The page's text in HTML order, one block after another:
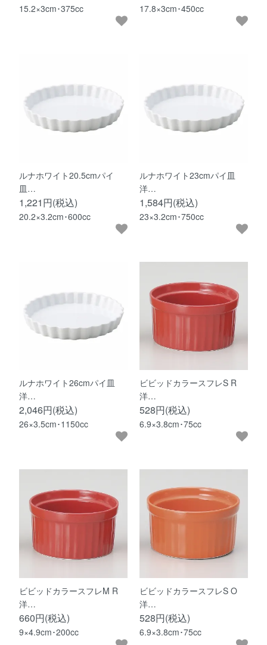
15.2×3cm･375cc 17.8×3cm･450cc
ルナホワイト20.5cmパイ
皿…
1,221円(税込)
20.2×3.2cm･600cc
ルナホワイト23cmパイ皿
洋…
1,584円(税込)
23×3.2cm･750cc
ルナホワイト26cmパイ皿
洋…
2,046円(税込)
26×3.5cm･1150cc
ビビッドカラースフレS R
洋…
528円(税込)
6.9×3.8cm･75cc
ビビッドカラースフレM R
洋…
660円(税込)
9×4.9cm･200cc
ビビッドカラースフレS O
洋…
528円(税込)
6.9×3.8cm･75cc